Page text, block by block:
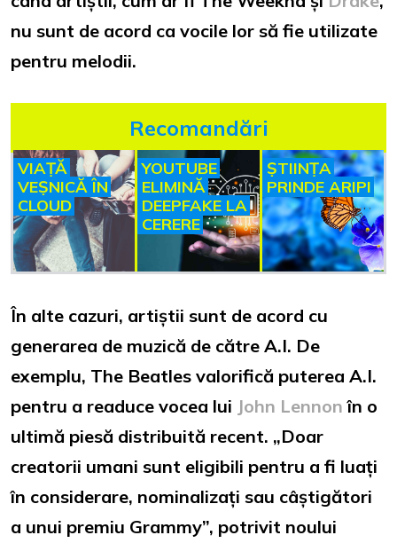
nu sunt de acord ca vocile lor să fie utilizate
pentru melodii.
Recomandări
VIAȚĂ
VEȘNICĂ ÎN
CLOUD
YOUTUBE
ELIMINĂ
DEEPFAKE LA
CERERE
ȘTIINȚA
PRINDE ARIPI
În alte cazuri, artiștii sunt de acord cu
generarea de muzică de către A.I. De
exemplu, The Beatles valorifică puterea A.I.
pentru a readuce vocea lui John Lennon în o
ultimă piesă distribuită recent. „Doar
creatorii umani sunt eligibili pentru a fi luați
în considerare, nominalizați sau câștigători
a unui premiu Grammy”, potrivit noului